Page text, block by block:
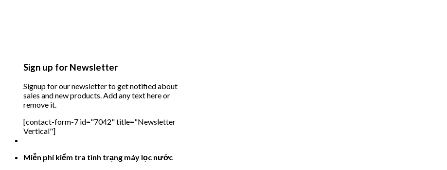
Sign up for Newsletter
Signup for our newsletter to get notified about
sales and new products. Add any text here or
remove it.
[contact-form-7 id="7042" title="Newsletter
Vertical"]
Miễn phí kiểm tra tình trạng máy lọc nước